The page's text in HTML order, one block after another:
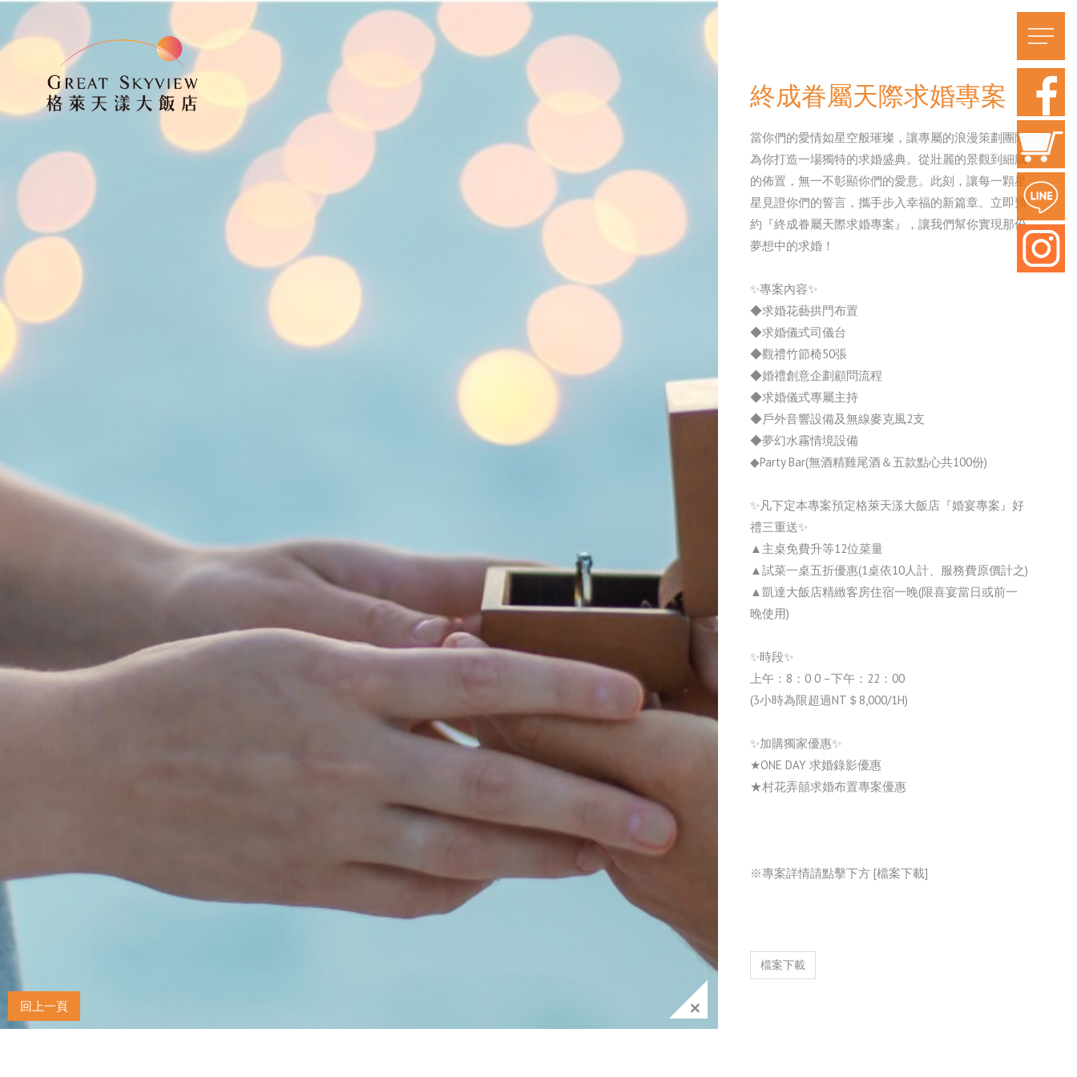
終成眷屬天際求婚專案
當你們的愛情如星空般璀璨，讓專屬的浪漫策劃團隊
為你打造一場獨特的求婚盛典。從壯麗的景觀到細膩
的佈置，無一不彰顯你們的愛意。此刻，讓每一顆星
星見證你們的誓言，攜手步入幸福的新篇章。立即預
約『終成眷屬天際求婚專案』，讓我們幫你實現那份
夢想中的求婚！
✨專案內容✨
◆求婚花藝拱門布置
◆求婚儀式司儀台
◆觀禮竹節椅50張
◆婚禮創意企劃顧問流程
◆求婚儀式專屬主持
◆戶外音響設備及無線麥克風2支
◆夢幻水霧情境設備
◆Party Bar(無酒精雞尾酒＆五款點心共100份)
✨凡下定本專案預定格萊天漾大飯店『婚宴專案』好
禮三重送✨
▲主桌免費升等12位菜量
▲試菜一桌五折優惠(1桌依10人計、服務費原價計之)
▲凱達大飯店精緻客房住宿一晚(限喜宴當日或前一
晚使用)
✨時段✨
上午：8：0 0 –下午：22：00
(3小時為限超過NT＄8,000/1H)
✨加購獨家優惠✨
★ONE DAY 求婚錄影優惠
★村花弄囍求婚布置專案優惠
※專案詳情請點擊下方 [檔案下載]
檔案下載
+
回上一頁